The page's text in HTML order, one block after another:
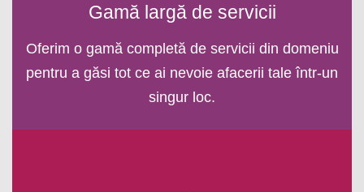
Gamă largă de servicii
Oferim o gamă completă de servicii din domeniu
pentru a găsi tot ce ai nevoie afacerii tale într-un
singur loc.